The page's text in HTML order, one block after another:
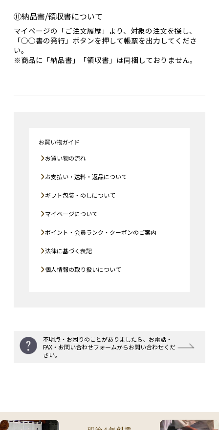
⑪納品書/領収書について
マイページの「ご注文履歴」より、対象の注文を探し、
「○○書の発行」ボタンを押して帳票を出力してくださ
い。
※商品に「納品書」「領収書」は同梱しておりません。
お買い物ガイド
お買い物の流れ
お支払い・送料・返品について
ギフト包装・のしについて
マイページについて
ポイント・会員ランク・クーポンのご案内
法律に基づく表記
個人情報の取り扱いについて
不明点・お困りのことがありましたら、 お電話・
FAX・お問い合わせフォームからお問い合わせくだ
さい。